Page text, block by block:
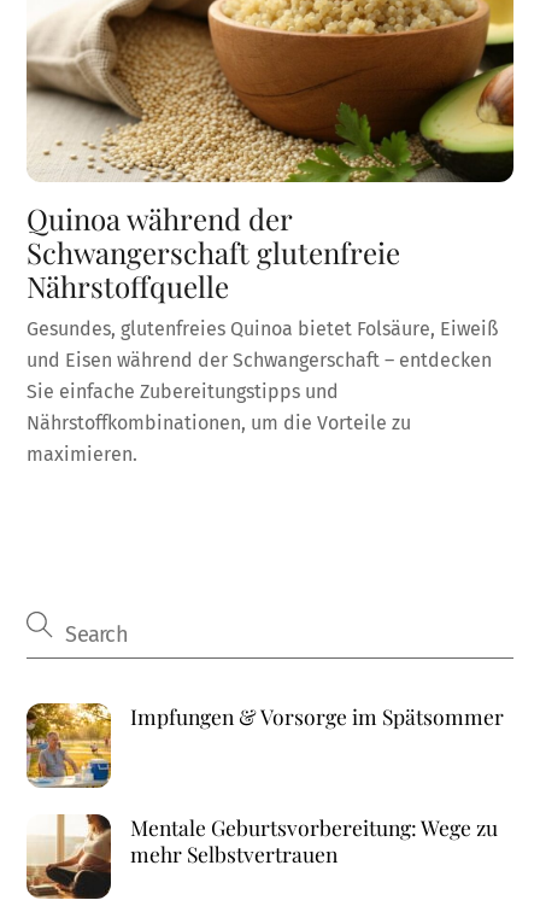
Quinoa während der
Schwangerschaft glutenfreie
Nährstoffquelle
Gesundes, glutenfreies Quinoa bietet Folsäure, Eiweiß
und Eisen während der Schwangerschaft – entdecken
Sie einfache Zubereitungstipps und
Nährstoffkombinationen, um die Vorteile zu
maximieren.
Impfungen & Vorsorge im Spätsommer
Mentale Geburtsvorbereitung: Wege zu
mehr Selbstvertrauen